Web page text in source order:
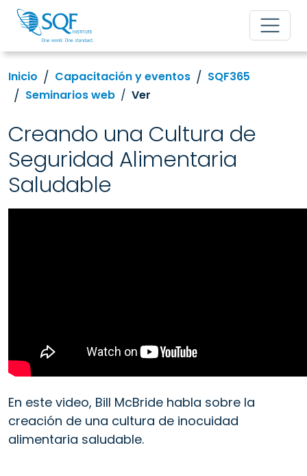
Inicio Capacitación y eventos
SQF365
Seminarios web
Ver
Creando una Cultura de
Seguridad Alimentaria
Saludable
En este video, Bill McBride habla sobre la
creación de una cultura de inocuidad
alimentaria saludable.